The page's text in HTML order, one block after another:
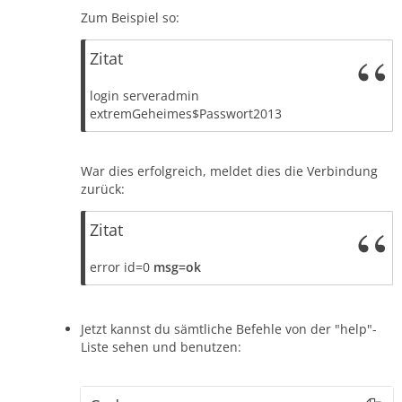
Zum Beispiel so:
Zitat
login serveradmin
extremGeheimes$Passwort2013
War dies erfolgreich, meldet dies die Verbindung
zurück:
Zitat
error id=0 msg=ok
Jetzt kannst du sämtliche Befehle von der "help"-
Liste sehen und benutzen: